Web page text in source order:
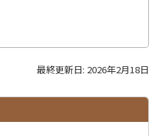
最終更新日: 2026年2月18日